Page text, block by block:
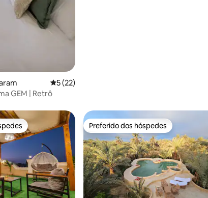
5 de uma avaliação média de 5, 22 avaliações
5 (22)
GEM | Retrô
dos hóspedes Preferido dos hóspedes
Preferido dos hóspedes